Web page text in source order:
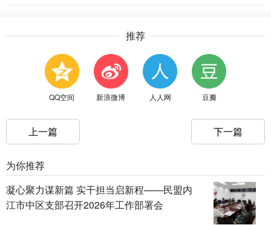
推荐
QQ空间 新浪微博 人人网 豆瓣
上一篇 下一篇
为你推荐
凝心聚力谋新篇 实干担当启新程——民盟内
江市中区支部召开2026年工作部署会